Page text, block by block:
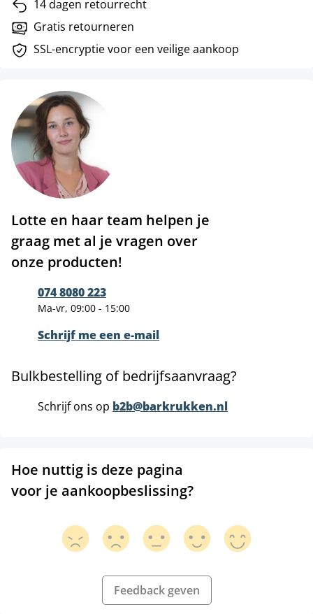
14 dagen retourrecht
Gratis retourneren
SSL-encryptie voor een veilige aankoop
Lotte en haar team helpen je
graag met al je vragen over
onze producten!
074 8080 223
Ma-vr, 09:00 - 15:00
Schrijf me een e-mail
Bulkbestelling of bedrijfsaanvraag?
Schrijf ons op b2b@barkrukken.nl
Hoe nuttig is deze pagina
voor je aankoopbeslissing?
Feedback geven